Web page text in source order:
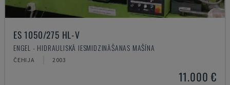
ES 1050/275 HL-V
ENGEL - HIDRAULISKĀ IESMIDZINĀŠANAS MAŠĪNA
ČEHIJA 2003
11.000 €